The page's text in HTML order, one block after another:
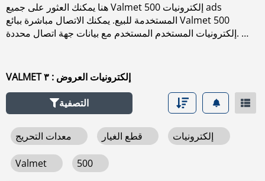
هنا يمكنك العثور على جميع Valmet 500 إلكترونيات ads
المستخدمة للبيع. يمكنك الاتصال مباشرة ببائع Valmet 500
إلكترونيات المستخدم المستخدم مع بيانات جهة اتصال محددة.
VALMET إلكترونيات العروض : ٣
التصفية
Valmet 500